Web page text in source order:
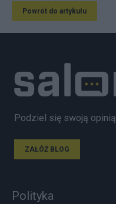
Powrót do artykułu
Podziel się swoją opinią
ZAŁÓŻ BLOG
Polityka